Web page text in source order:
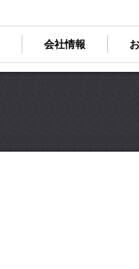
会社情報